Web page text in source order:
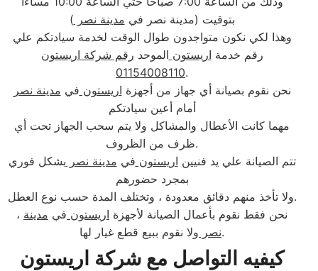
بتوقيت (مدينة نصر في مدينة نصر )
وهذا لكي نكون متواجدون طوال الوقت لخدمة سيادتكم علي
رقم خدمة اريستون الموحد رقم شركة اريستون
01154008110.
نحن نقوم بصيانة أي جهاز من أجهزة اريستون في مدينة نصر
أمام أعين سيادتكم
مهما كانت الأعطال والمشاكل ولا يتم سحب الجهاز تحت أي
ظرف من الظروف.
تتم الصيانة علي يد فنيين اريستون في مدينة نصر بشكل فوري
بمجرد حضورهم
ولا تأخذ منهم دقائق معدودة ، وتختلف المدة حسب نوع العطل.
، نحن فقط نقوم بأعمال الصيانة لأجهزة اريستون في مدينة
نصرولا نقوم ببيع قطع غيار لها.
كيفيه التواصل مع شركة اريستون